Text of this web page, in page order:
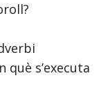
s’executa